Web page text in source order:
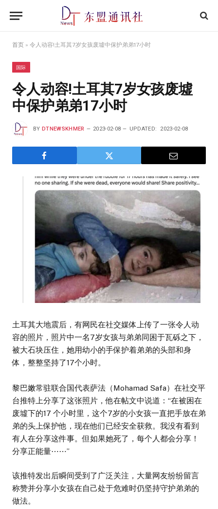
首页 » 令人动容!土耳其7岁女孩废墟中保护弟弟17小时
国际
令人动容!土耳其7岁女孩废墟
中保护弟弟17小时
BY DTNEWSKHMER 2023-02-08 UPDATED: 2023-02-08
土耳其大地震后，有网民在社交媒体上传了一张令人动
容的照片，照片中一名7岁女孩与弟弟同困于瓦砾之下，
被大石块压住，她用幼小的手保护着弟弟的头部和身
体，整整坚持了17个小时。
黎巴嫩常驻联合国代表萨法（Mohamad Safa）在社交平
台推特上分享了这张照片，他在帖文中说道：“在被困在
废墟下的17 个小时里，这个7岁的小女孩一直把手放在弟
弟的头上保护他，现在他们已经安全获救。我没有看到
有人在分享这件事。但如果她死了，每个人都会分享！
分享正能量⋯⋯”
该推特发出后瞬间受到了广泛关注，大量网友纷纷留言
称赞并分享小女孩在自己处于危难时仍坚持守护弟弟的
做法。